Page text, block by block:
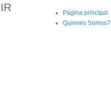
Página principal
Quienes Somos?